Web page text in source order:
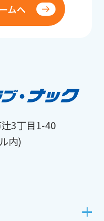
ムへ
3丁目1-40
内)